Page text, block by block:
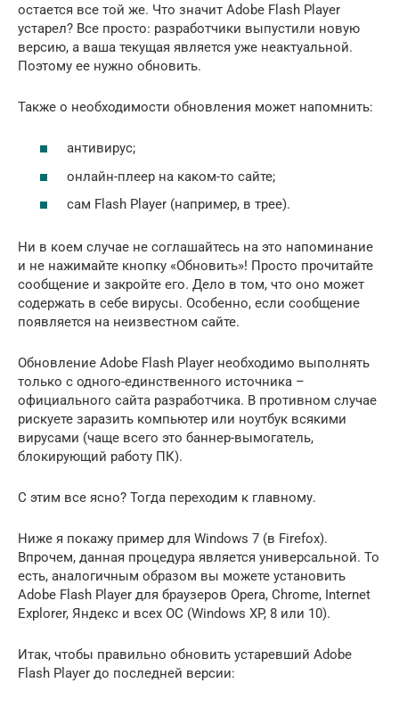
остается все той же. Что значит Adobe Flash Player
устарел? Все просто: разработчики выпустили новую
версию, а ваша текущая является уже неактуальной.
Поэтому ее нужно обновить.
Также о необходимости обновления может напомнить:
антивирус;
онлайн-плеер на каком-то сайте;
сам Flash Player (например, в трее).
Ни в коем случае не соглашайтесь на это напоминание
и не нажимайте кнопку «Обновить»! Просто прочитайте
сообщение и закройте его. Дело в том, что оно может
содержать в себе вирусы. Особенно, если сообщение
появляется на неизвестном сайте.
Обновление Adobe Flash Player необходимо выполнять
только с одного-единственного источника –
официального сайта разработчика. В противном случае
рискуете заразить компьютер или ноутбук всякими
вирусами (чаще всего это баннер-вымогатель,
блокирующий работу ПК).
С этим все ясно? Тогда переходим к главному.
Ниже я покажу пример для Windows 7 (в Firefox).
Впрочем, данная процедура является универсальной. То
есть, аналогичным образом вы можете установить
Adobe Flash Player для браузеров Opera, Chrome, Internet
Explorer, Яндекс и всех ОС (Windows XP, 8 или 10).
Итак, чтобы правильно обновить устаревший Adobe
Flash Player до последней версии: